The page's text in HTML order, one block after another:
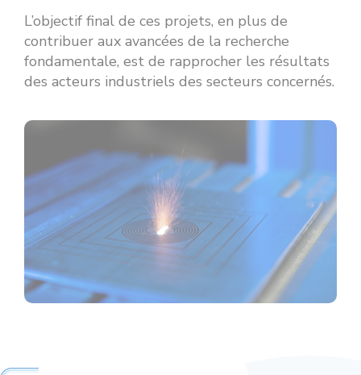
L’objectif final de ces projets, en plus de
contribuer aux avancées de la recherche
fondamentale, est de rapprocher les résultats
des acteurs industriels des secteurs concernés.